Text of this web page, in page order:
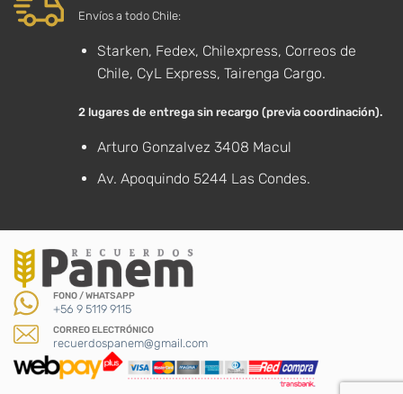
Envíos a todo Chile:
Starken, Fedex, Chilexpress, Correos de
Chile, CyL Express, Tairenga Cargo.
2 lugares de entrega sin recargo (previa coordinación).
Arturo Gonzalvez 3408 Macul
Av. Apoquindo 5244 Las Condes.
FONO / WHATSAPP
+56 9 5119 9115
CORREO ELECTRÓNICO
recuerdospanem@gmail.com